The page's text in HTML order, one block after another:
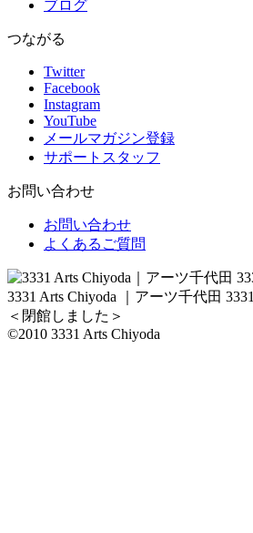
ブログ
つながる
Twitter
Facebook
Instagram
YouTube
メールマガジン登録
サポートスタッフ
お問い合わせ
お問い合わせ
よくあるご質問
3331 Arts Chiyoda ｜アーツ千代田 3331
＜閉館しました＞
©2010 3331 Arts Chiyoda